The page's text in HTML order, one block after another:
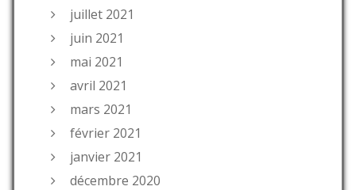
juillet 2021
juin 2021
mai 2021
avril 2021
mars 2021
février 2021
janvier 2021
décembre 2020